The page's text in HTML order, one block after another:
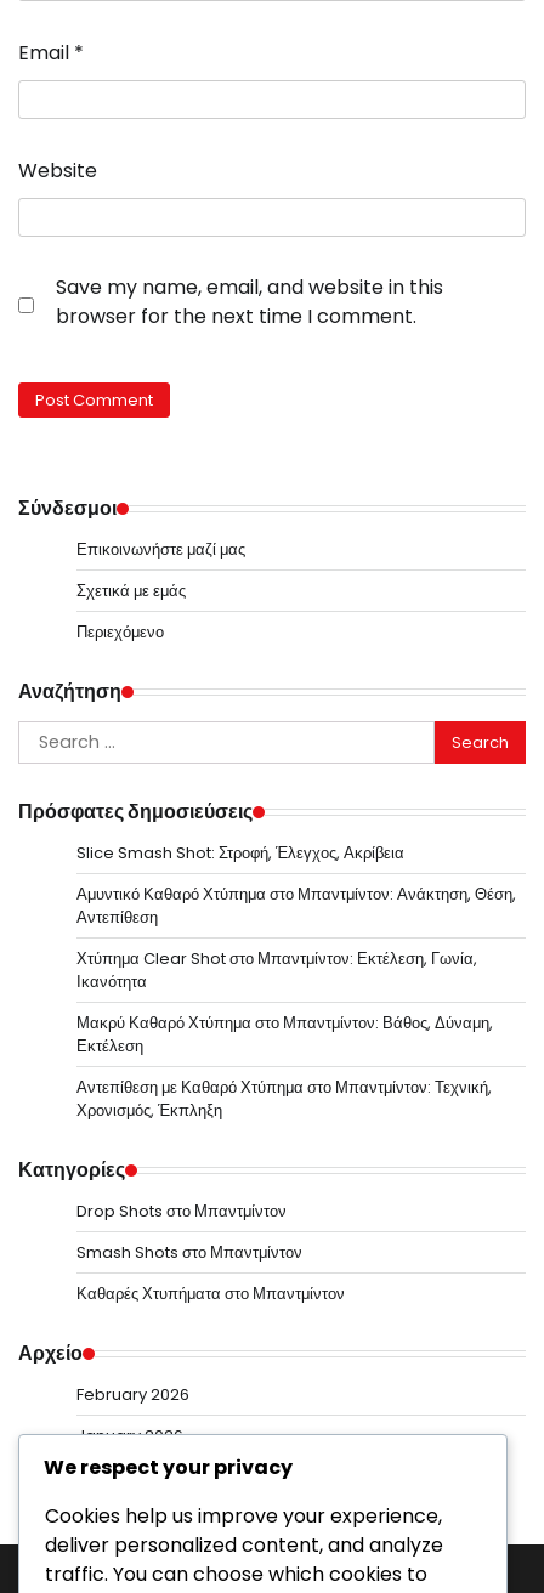
Email *
Website
Save my name, email, and website in this
browser for the next time I comment.
Σύνδεσμοι
Επικοινωνήστε μαζί μας
Σχετικά με εμάς
Περιεχόμενο
Αναζήτηση
Search
for:
Πρόσφατες δημοσιεύσεις
Slice Smash Shot: Στροφή, Έλεγχος, Ακρίβεια
Αμυντικό Καθαρό Χτύπημα στο Μπαντμίντον: Ανάκτηση, Θέση,
Αντεπίθεση
Χτύπημα Clear Shot στο Μπαντμίντον: Εκτέλεση, Γωνία,
Ικανότητα
Μακρύ Καθαρό Χτύπημα στο Μπαντμίντον: Βάθος, Δύναμη,
Εκτέλεση
Αντεπίθεση με Καθαρό Χτύπημα στο Μπαντμίντον: Τεχνική,
Χρονισμός, Έκπληξη
Κατηγορίες
Drop Shots στο Μπαντμίντον
Smash Shots στο Μπαντμίντον
Καθαρές Χτυπήματα στο Μπαντμίντον
Αρχείο
February 2026
January 2026
We respect your privacy
Cookies help us improve your experience,
deliver personalized content, and analyze
traffic. You can choose which cookies to